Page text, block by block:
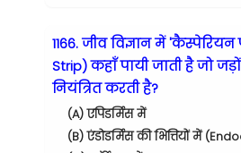
1166. जीव विज्ञान में 'कैस्पेरियन
Strip) कहाँ पायी जाती है जो
नियंत्रित करती है?
(A) एपिडर्मिस में
(B) एंडोडर्मिस की भित्तियों में